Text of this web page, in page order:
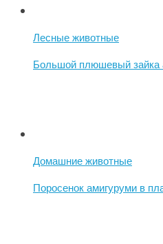
Лесные животные
Большой плюшевый зайка
Домашние животные
Поросенок амигуруми в